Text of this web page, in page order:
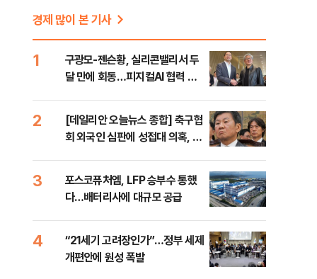
경제 많이 본 기사
1
구광모-젠슨황, 실리콘밸리서 두
달 만에 회동…피지컬AI 협력 논
2
[데일리안 오늘뉴스 종합] 축구협
회 외국인 심판에 성접대 의혹, 李
이닉스 프리마켓 시초가 논란 재
점화, 김민석 "과반 승리 가능성
99%" 등
3
포스코퓨처엠, LFP 승부수 통했
다…배터리사에 대규모 공급
4
“21세기 고려장인가”…정부 세제
개편안에 원성 폭발